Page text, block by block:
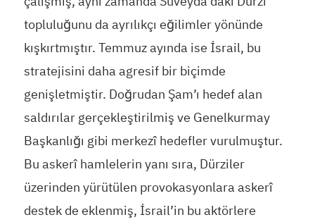
topluluğunu da ayrılıkçı eğilimler yönünde
kışkırtmıştır. Temmuz ayında ise İsrail, bu
stratejisini daha agresif bir biçimde
genişletmiştir. Doğrudan Şam’ı hedef alan
saldırılar gerçekleştirilmiş ve Genelkurmay
Başkanlığı gibi merkezî hedefler vurulmuştur.
Bu askerî hamlelerin yanı sıra, Dürziler
üzerinden yürütülen provokasyonlara askerî
destek de eklenmiş, İsrail’in bu aktörlere